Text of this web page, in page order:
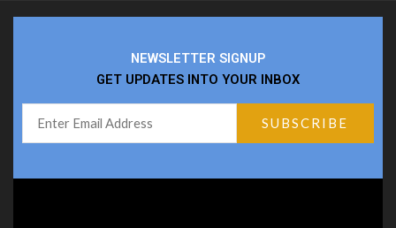
NEWSLETTER SIGNUP
GET UPDATES INTO YOUR INBOX